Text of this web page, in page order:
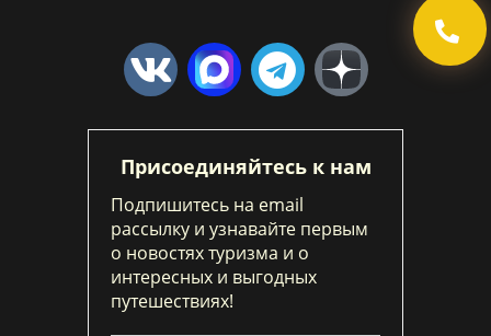
Присоединяйтесь к нам
Подпишитесь на email
рассылку и узнавайте первым
о новостях туризма и о
интересных и выгодных
путешествиях!